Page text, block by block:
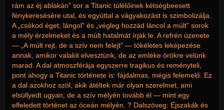
rám az éj ablakán” sor a Titanic túlélőinek kétségbeesett
fénykeresésére utal, és egyúttal a vágyakozást is szimbolizálja.
A „csókod éget, lángol” és „végleg hozzád láncol a múlt” sorok
a mély érzelmeket és a múlt hatalmát írják le. A refrén üzenete
— „A múlt rejt, de a szív nem felejt” — tökéletes leképezése
annak, amikor valakit elvesztünk, de az emléke örökre velünk
marad. A dal atmoszférája egyszerre tragikus és reményteli,
pont ahogy a Titanic története is: fájdalmas, mégis felemelő. Ez
a dal azokhoz szól, akik átéltek már olyan szerelmet, ami
elsüllyedt ugyan, de a szív mélyén tovább él — mint egy
elfeledett történet az óceán mélyén. ? Dalszöveg: Éjszakák és